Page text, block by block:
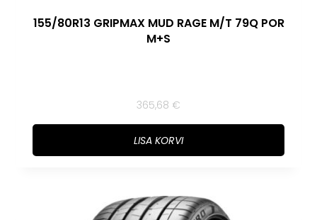
155/80R13 GRIPMAX MUD RAGE M/T 79Q POR
M+S
365,68 €
LISA KORVI